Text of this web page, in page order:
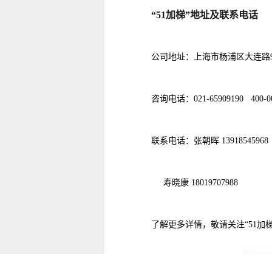
“51加梯”地址及联系电话
公司地址：上海市杨浦区大连
咨询电话：021-65909190 400-
联系电话：张朝晖 13918545968
寿晓康 18019707988
了解更多详情，敬请关注“51加